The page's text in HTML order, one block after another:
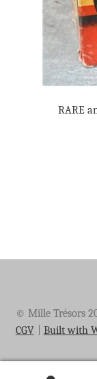
RARE
© Mille Trésors
CGV
Built with